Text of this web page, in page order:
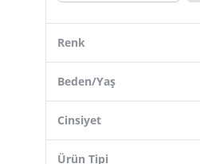
Civil Boys
Reyo
Baby Plus
Renk
Çok Renkli
Beden/Yaş
Cinsiyet
Ürün Tipi